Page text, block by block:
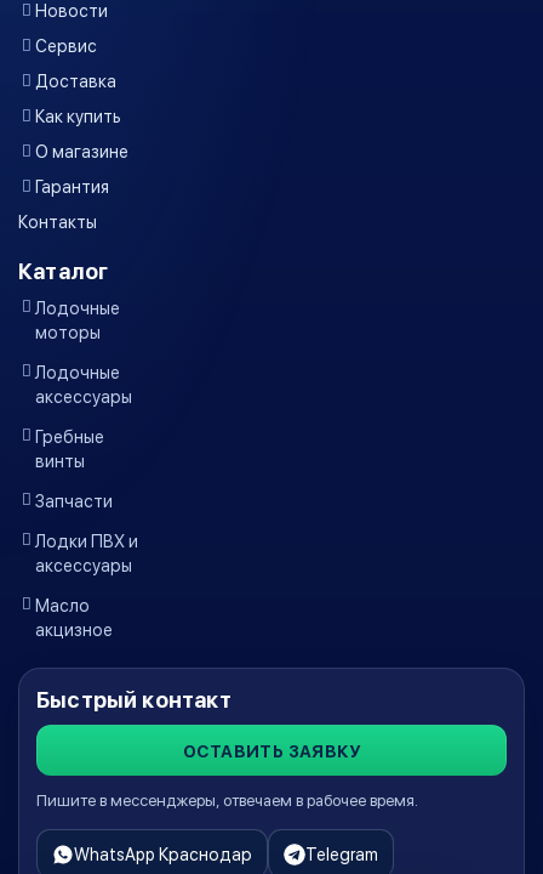
Новости
Сервис
Доставка
Как купить
О магазине
Гарантия
Контакты
Каталог
Лодочные
моторы
Лодочные
аксессуары
Гребные
винты
Запчасти
Лодки ПВХ и
аксессуары
Масло
акцизное
Быстрый контакт
ОСТАВИТЬ ЗАЯВКУ
Пишите в мессенджеры, отвечаем в рабочее время.
WhatsApp Краснодар Telegram